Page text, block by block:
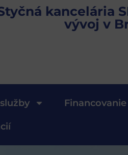
kancelária
vývoj v